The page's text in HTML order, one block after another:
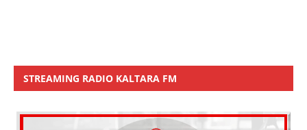
STREAMING RADIO KALTARA FM